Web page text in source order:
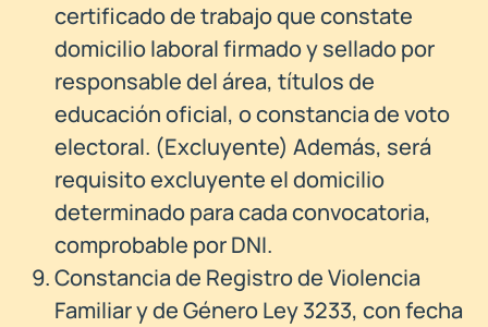
certificado de trabajo que constate
domicilio laboral firmado y sellado por
responsable del área, títulos de
educación oficial, o constancia de voto
electoral. (Excluyente) Además, será
requisito excluyente el domicilio
determinado para cada convocatoria,
comprobable por DNI.
Constancia de Registro de Violencia
Familiar y de Género Ley 3233, con fecha